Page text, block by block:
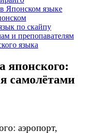
Японском языке
по скайпу
и препопавателям
языка
японского:
самолётами
аэропорт,